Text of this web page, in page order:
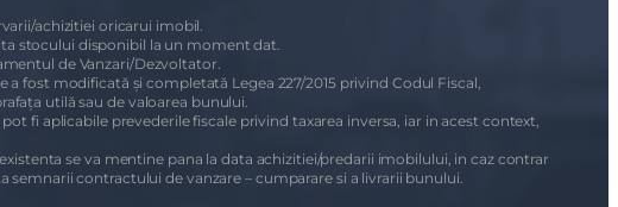
achizitiei oricarui imobil.
stocului disponibil la un moment dat.
de Vanzari/Dezvoltator.
fost modificată și completată Legea 227/2015 privind Codul Fiscal,
utilă sau de valoarea bunului.
fi aplicabile prevederile fiscale privind taxarea inversa, iar in acest context,
se va mentine pana la data achizitiei/predarii imobilului, in caz contrar
contractului de vanzare – cumparare si a livrarii bunului.